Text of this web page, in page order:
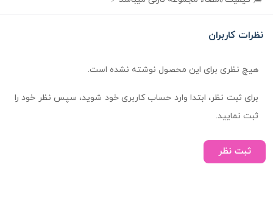
نظرات کاربران
هیچ نظری برای این محصول نوشته نشده است.
برای ثبت نظر، ابتدا وارد حساب کاربری خود شوید، سپس نظر خود را
ثبت نمایید.
ثبت نظر